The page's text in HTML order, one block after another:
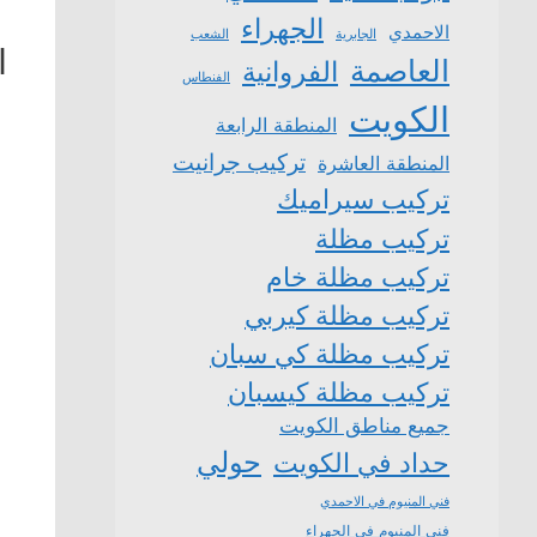
الاحمدي الجابرية الجهراء الشعب
العاصمة الفروانية الفنطاس
الكويت المنطقة الرابعة
المنطقة العاشرة تركيب جرانيت
تركيب سيراميك
تركيب مظلة
تركيب مظلة خام
تركيب مظلة كيربي
تركيب مظلة كي سبان
تركيب مظلة كيسبان
جميع مناطق الكويت
حداد في الكويت حولي
فني المنيوم في الاحمدي
فني المنيوم في الجهراء